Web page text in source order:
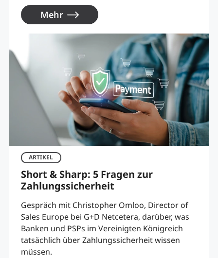
Mehr
ARTIKEL
Short & Sharp: 5 Fragen zur
Zahlungssicherheit
Gespräch mit Christopher Omloo, Director of
Sales Europe bei G+D Netcetera, darüber, was
Banken und PSPs im Vereinigten Königreich
tatsächlich über Zahlungssicherheit wissen
müssen.